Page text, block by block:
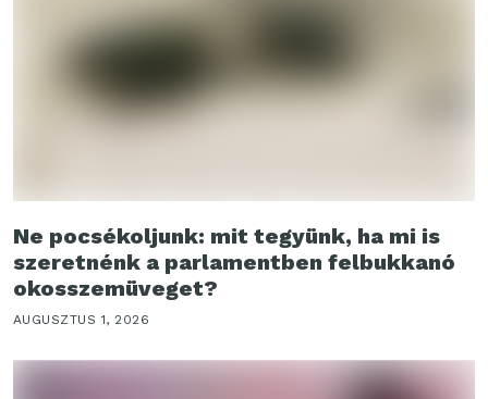
Ne pocsékoljunk: mit tegyünk, ha mi is
szeretnénk a parlamentben felbukkanó
okosszemüveget?
AUGUSZTUS 1, 2026